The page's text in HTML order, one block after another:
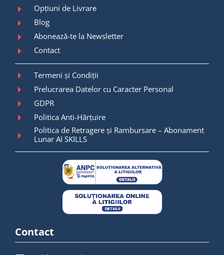
Opțiuni de Livrare
Blog
Abonează-te la Newsletter
Contact
Termeni și Condiții
Prelucrarea Datelor cu Caracter Personal
GDPR
Politica Anti-Hărțuire
Politica de Retragere și Rambursare – Abonament
Lunar AI SKILLS
Contact